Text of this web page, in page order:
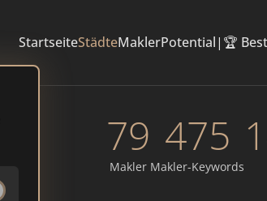
StartseiteStädteMaklerPotential| 🏆
79
Makler
475
Makler-Keywords